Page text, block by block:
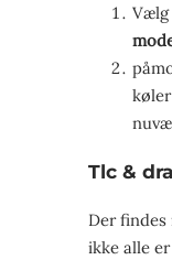
Vælg
Tlc &
Der findes
ikke alle